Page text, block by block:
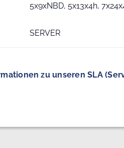
5x9xNBD, 5x13x4h,
SERVER
zu unseren SLA